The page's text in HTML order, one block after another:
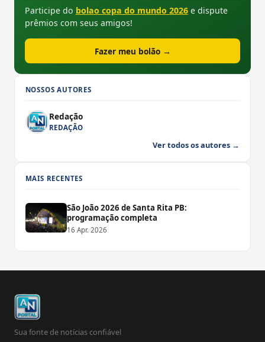
Participe do bolao copa do mundo 2026e dispute
prêmios com seus amigos!
Fazer meu bolão →
NOSSOS AUTORES
Redação
REDAÇÃO
Ver todos os autores →
MAIS RECENTES
São João 2026 de Santa Rita PB:
programação completa
16 Apr. 2026
Sua fonte de notícias confiável